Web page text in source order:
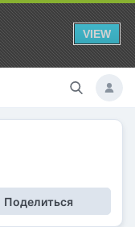
VIEW
Поделиться